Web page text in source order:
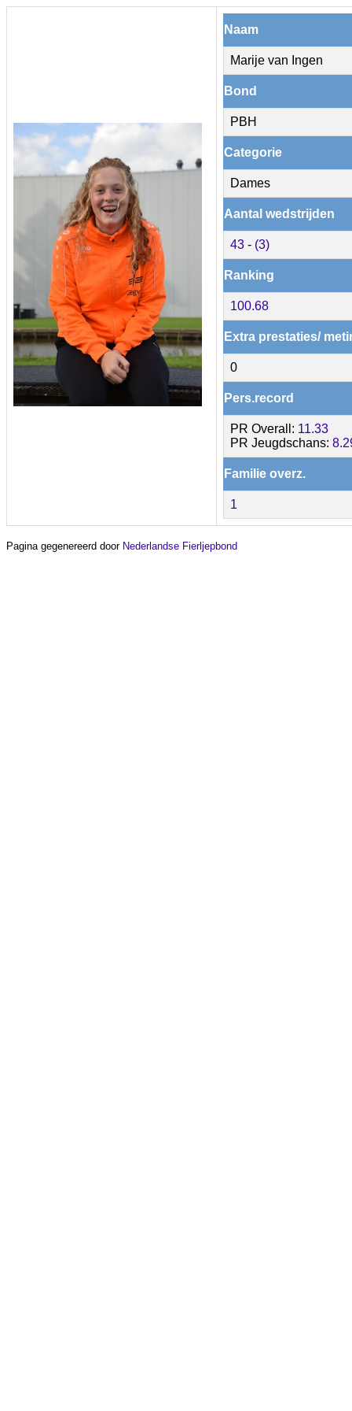
Naam
Marije van Ingen
Bond
PBH
Categorie
Dames
Aantal wedstrijden
43 - (3)
Ranking
100.68
Extra prestaties/
0
Pers.record
PR Overall: 11.33
PR Jeugdschans:
Familie overz.
1
Pagina gegenereerd door Nederlandse Fierljepbond